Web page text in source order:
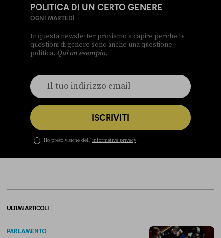
POLITICA DI UN CERTO GENERE
OGNI MARTEDÌ
In questa newsletter proviamo a capire perché le
questioni di genere sono anche una questione
politica. Qui un esempio.
ISCRIVITI
Ho preso visione dell’ informativa privacy
ULTIMI ARTICOLI
PARLAMENTO